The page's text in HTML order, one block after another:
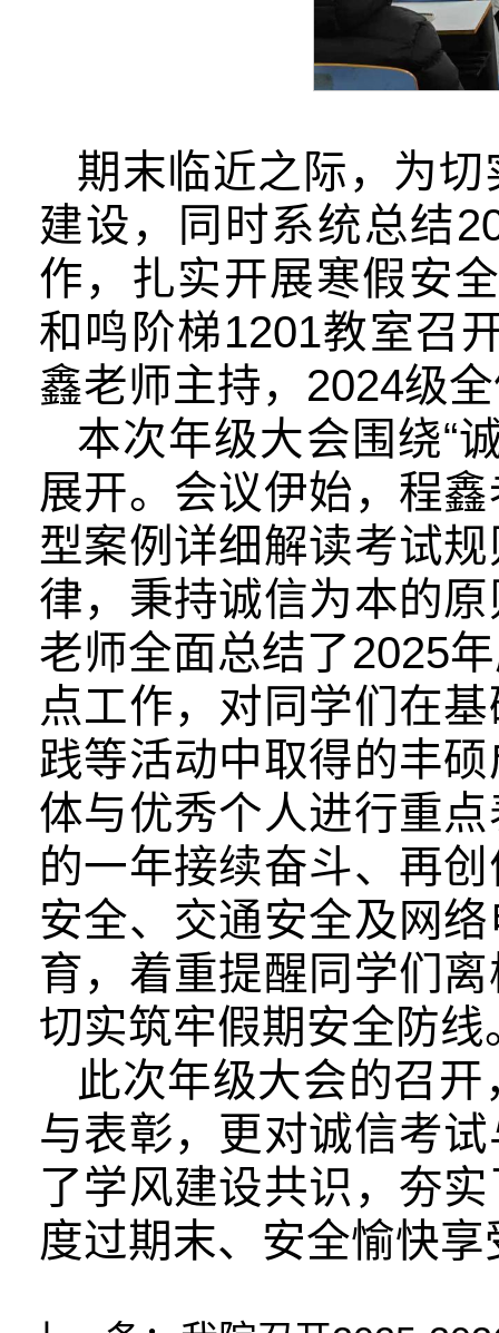
期末临近之际，为
建设，同时系统总结
作，扎实开展寒假安
和鸣阶梯1201教室召
鑫老师主持，2024级
本次年级大会围绕“
展开。会议伊始，程
型案例详细解读考试
律，秉持诚信为本的
老师全面总结了2025
点工作，对同学们在
践等活动中取得的丰
体与优秀个人进行重
的一年接续奋斗、再
安全、交通安全及网
育，着重提醒同学们
切实筑牢假期安全防线
此次年级大会的召
与表彰，更对诚信考
了学风建设共识，夯
度过期末、安全愉快